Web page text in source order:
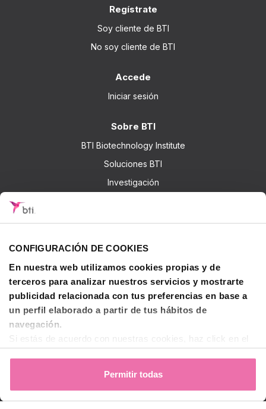
CONFIGURACIÓN DE COOKIES
En nuestra web utilizamos cookies propias y de
terceros para analizar nuestros servicios y mostrarte
publicidad relacionada con tus preferencias en base a
un perfil elaborado a partir de tus hábitos de
navegación.
Si estás de acuerdo con nuestras cookies, haz click en el
Permitir todas
Regístrate
Soy cliente de BTI
No soy cliente de BTI
Accede
Iniciar sesión
Sobre BTI
BTI Biotechnology Institute
Soluciones BTI
Investigación
Contactar
© 2026 BTI Biotechnology Institute
Política de privacidad
Aviso legal y condiciones de uso